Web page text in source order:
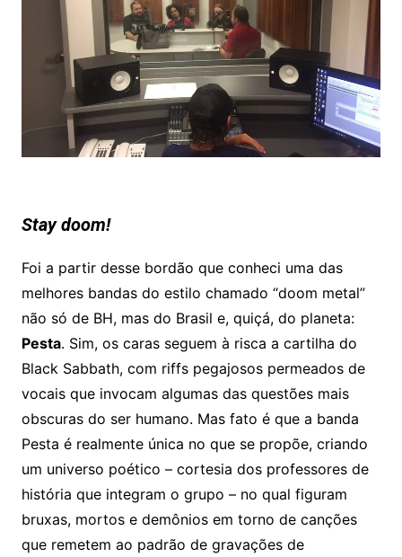
Stay doom!
Foi a partir desse bordão que conheci uma das
melhores bandas do estilo chamado “doom metal”
não só de BH, mas do Brasil e, quiçá, do planeta:
Pesta. Sim, os caras seguem à risca a cartilha do
Black Sabbath, com riffs pegajosos permeados de
vocais que invocam algumas das questões mais
obscuras do ser humano. Mas fato é que a banda
Pesta é realmente única no que se propõe, criando
um universo poético – cortesia dos professores de
história que integram o grupo – no qual figuram
bruxas, mortos e demônios em torno de canções
que remetem ao padrão de gravações de